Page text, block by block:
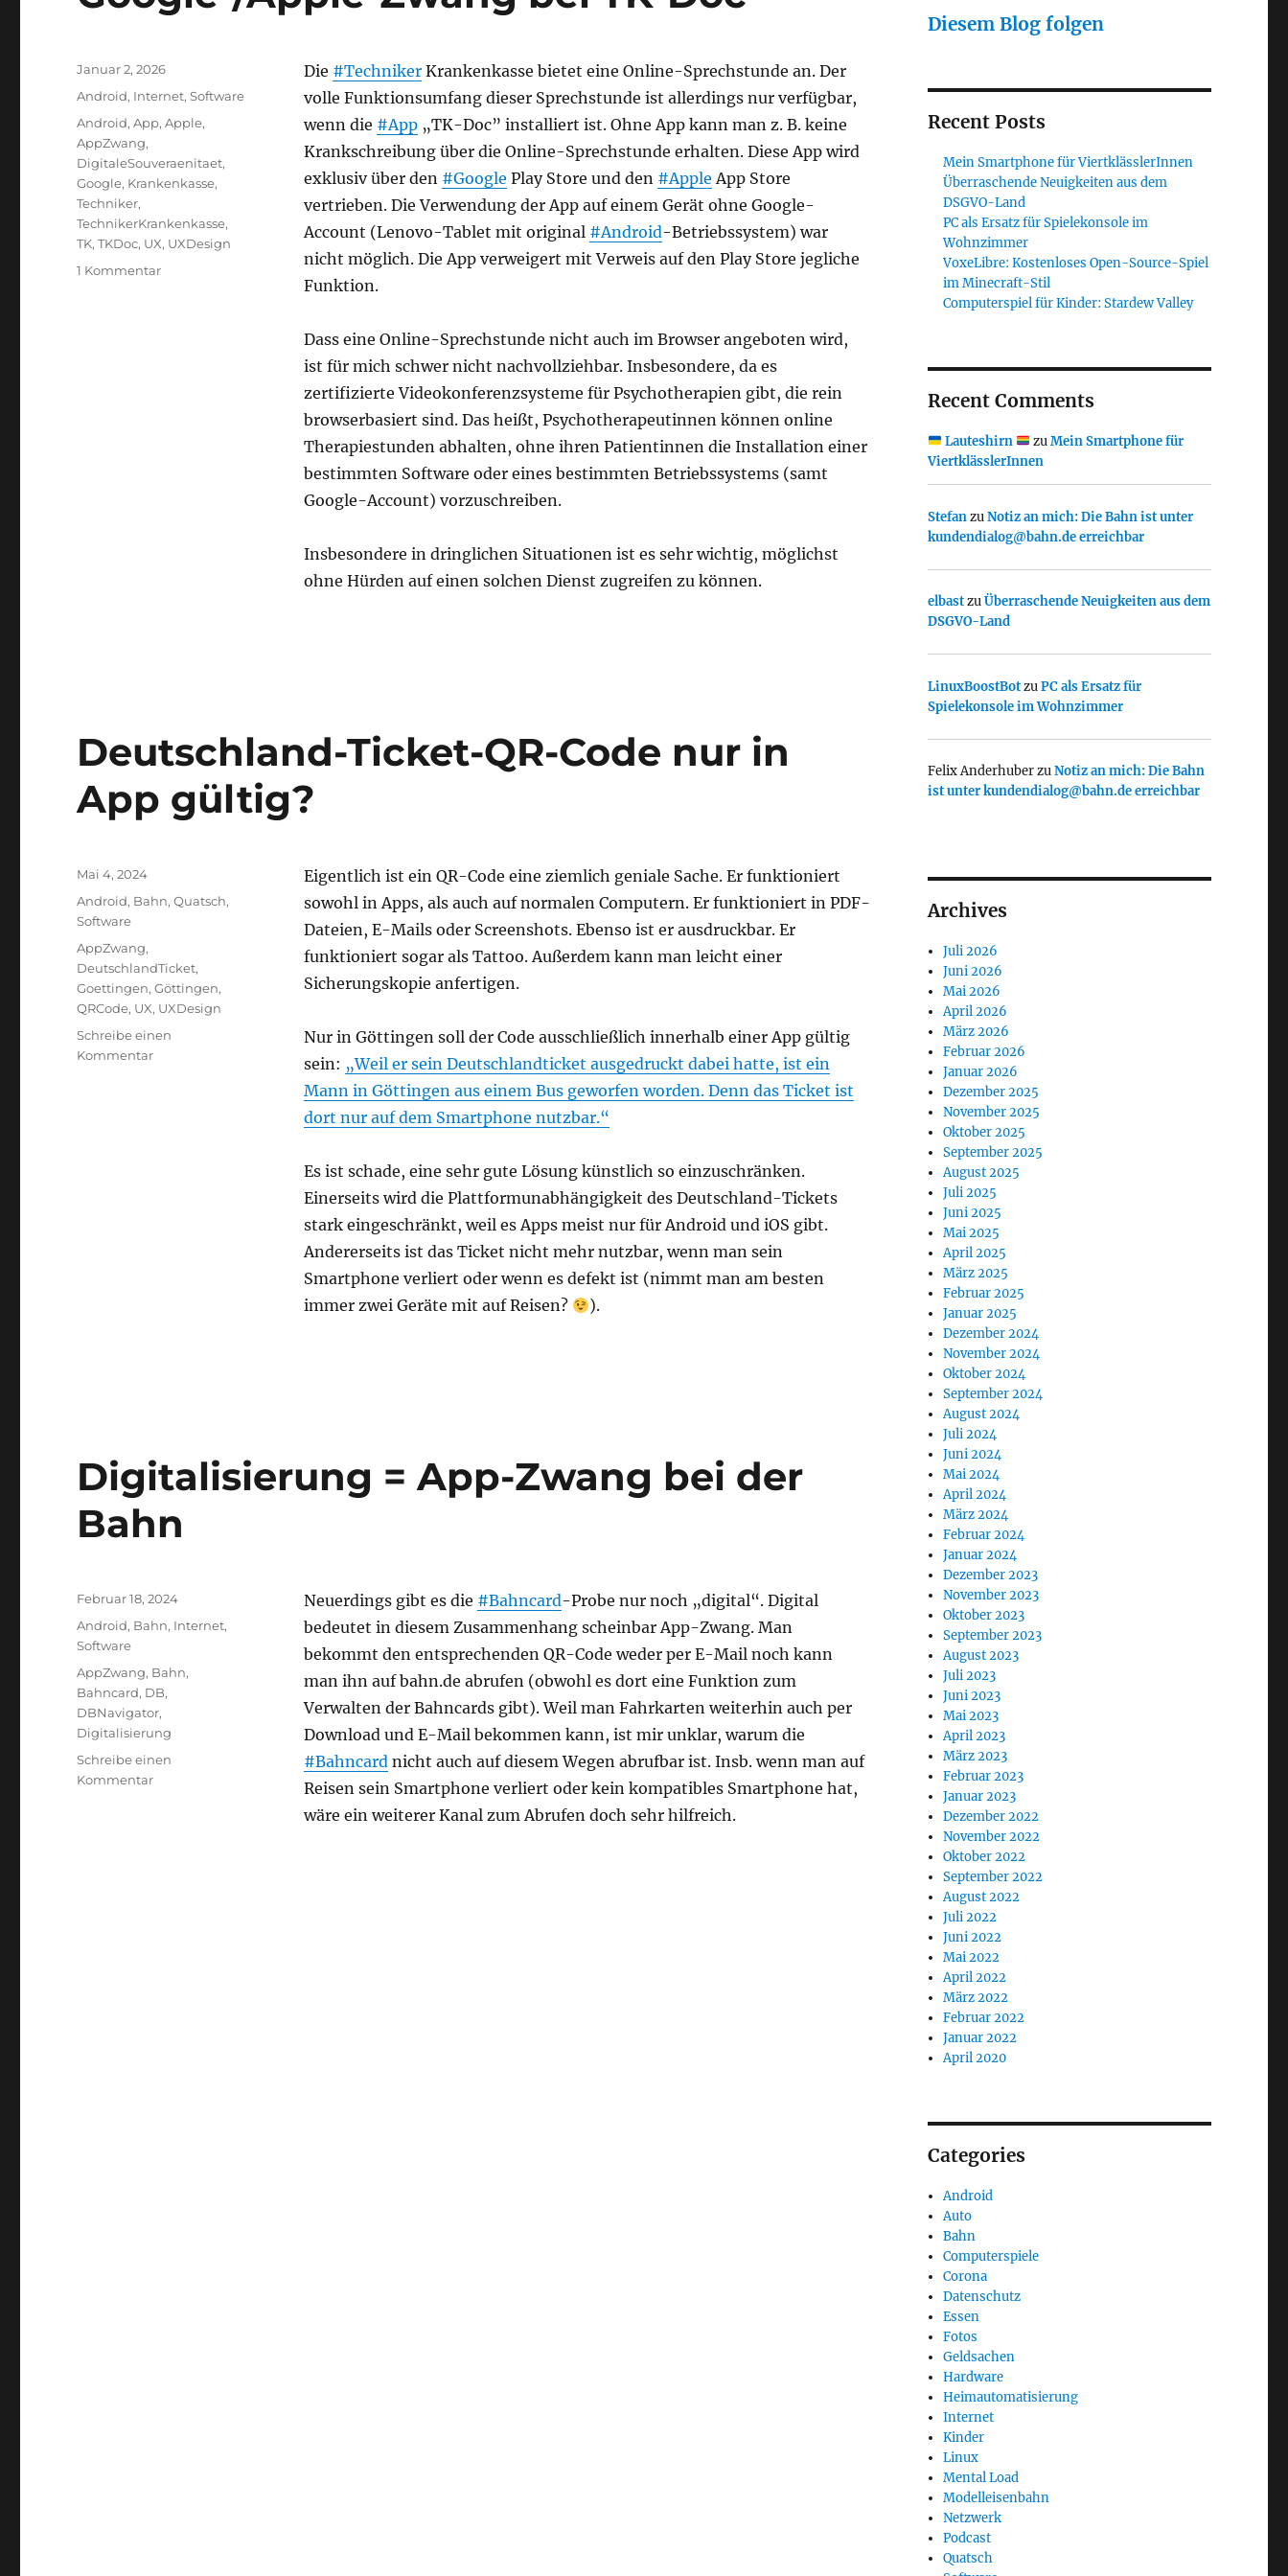
Die #TechnikerKrankenkasse bietet eine Online-Sprechstunde an. Der
volle Funktionsumfang dieser Sprechstunde ist allerdings nur verfügbar,
wenn die #App„TK-Doc” installiert ist. Ohne App kann man z. B. keine
Krankschreibung über die Online-Sprechstunde erhalten. Diese App wird
exklusiv über den #Google Play Store und den #Apple App Store
vertrieben. Die Verwendung der App auf einem Gerät ohne Google-
Account (Lenovo-Tablet mit original #Android-Betriebssystem) war
nicht möglich. Die App verweigert mit Verweis auf den Play Store jegliche
Funktion.
Dass eine Online-Sprechstunde nicht auch im Browser angeboten wird,
ist für mich schwer nicht nachvollziehbar. Insbesondere, da es
zertifizierte Videokonferenzsysteme für Psychotherapien gibt, die rein
browserbasiert sind. Das heißt, Psychotherapeutinnen können online
Therapiestunden abhalten, ohne ihren Patientinnen die Installation einer
bestimmten Software oder eines bestimmten Betriebssystems (samt
Google-Account) vorzuschreiben.
Insbesondere in dringlichen Situationen ist es sehr wichtig, möglichst
ohne Hürden auf einen solchen Dienst zugreifen zu können.
Veröffentlicht
Januar 2, 2026
Kategorien
Android, Internet,Software
Schlagwörter
Android,App,Apple,
AppZwang,
DigitaleSouveraenitaet,
Google, Krankenkasse,
Techniker,
TechnikerKrankenkasse,
TK,TKDoc, UX, UXDesign
1 Kommentarzu
Deutschland-Ticket-QR-Code nur in
App gültig?
Eigentlich ist ein QR-Code eine ziemlich geniale Sache. Er funktioniert
sowohl in Apps, als auch auf normalen Computern. Er funktioniert in PDF-
Dateien, E-Mails oder Screenshots. Ebenso ist er ausdruckbar. Er
funktioniert sogar als Tattoo. Außerdem kann man leicht einer
Sicherungskopie anfertigen.
Nur in Göttingen soll der Code ausschließlich innerhalb einer App gültig
sein: „Weil er sein Deutschlandticket ausgedruckt dabei hatte, ist ein
Mann in Göttingen aus einem Bus geworfen worden. Denn das Ticket ist
dort nur auf dem Smartphone nutzbar.“
Es ist schade, eine sehr gute Lösung künstlich so einzuschränken.
Einerseits wird die Plattformunabhängigkeit des Deutschland-Tickets
stark eingeschränkt, weil es Apps meist nur für Android und iOS gibt.
Andererseits ist das Ticket nicht mehr nutzbar, wenn man sein
Smartphone verliert oder wenn es defekt ist (nimmt man am besten
immer zwei Geräte mit auf Reisen?
).
Veröffentlicht
Mai 4, 2024
Kategorien
Android, Bahn,Quatsch,
Software
Schlagwörter
AppZwang,
DeutschlandTicket,
Goettingen,Göttingen,
QRCode, UX, UXDesign
Schreibe einen
Kommentarzu
Digitalisierung = App-Zwang bei der
Bahn
Neuerdings gibt es die #Bahncard-Probe nur noch „digital“. Digital
bedeutet in diesem Zusammenhang scheinbar App-Zwang. Man
bekommt den entsprechenden QR-Code weder per E-Mail noch kann
man ihn auf bahn.de abrufen (obwohl es dort eine Funktion zum
Verwalten der Bahncards gibt). Weil man Fahrkarten weiterhin auch per
Download und E-Mail bekommen kann, ist mir unklar, warum die
#Bahncardnicht auch auf diesem Wegen abrufbar ist. Insb. wenn man auf
Reisen sein Smartphone verliert oder kein kompatibles Smartphone hat,
wäre ein weiterer Kanal zum Abrufen doch sehr hilfreich.
Veröffentlicht
Februar 18, 2024
Kategorien
Android, Bahn, Internet,
Software
Schlagwörter
AppZwang, Bahn,
Bahncard, DB,
DBNavigator,
Digitalisierung
Schreibe einen
Kommentarzu
Diesem Blog folgen
Recent Posts
Mein Smartphone für ViertklässlerInnen
Überraschende Neuigkeiten aus dem
DSGVO-Land
PC als Ersatz für Spielekonsole im
Wohnzimmer
VoxeLibre: Kostenloses Open-Source-Spiel
im Minecraft-Stil
Computerspiel für Kinder: Stardew Valley
Recent Comments
Lauteshirn zuMein Smartphone für
ViertklässlerInnen
StefanzuNotiz an mich: Die Bahn ist unter
kundendialog@bahn.de erreichbar
elbastzuÜberraschende Neuigkeiten aus dem
DSGVO-Land
LinuxBoostBotzuPC als Ersatz für
Spielekonsole im Wohnzimmer
Felix AnderhuberzuNotiz an mich: Die Bahn
ist unter kundendialog@bahn.de erreichbar
Archives
Juli 2026
Juni 2026
Mai 2026
April 2026
März 2026
Februar 2026
Januar 2026
Dezember 2025
November 2025
Oktober 2025
September 2025
August 2025
Juli 2025
Juni 2025
Mai 2025
April 2025
März 2025
Februar 2025
Januar 2025
Dezember 2024
November 2024
Oktober 2024
September 2024
August 2024
Juli 2024
Juni 2024
Mai 2024
April 2024
März 2024
Februar 2024
Januar 2024
Dezember 2023
November 2023
Oktober 2023
September 2023
August 2023
Juli 2023
Juni 2023
Mai 2023
April 2023
März 2023
Februar 2023
Januar 2023
Dezember 2022
November 2022
Oktober 2022
September 2022
August 2022
Juli 2022
Juni 2022
Mai 2022
April 2022
März 2022
Februar 2022
Januar 2022
April 2020
Categories
Android
Auto
Bahn
Computerspiele
Corona
Datenschutz
Essen
Fotos
Geldsachen
Hardware
Heimautomatisierung
Internet
Kinder
Linux
Mental Load
Modelleisenbahn
Netzwerk
Podcast
Quatsch